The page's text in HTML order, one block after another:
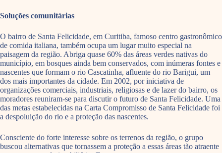
Soluções comunitárias
O bairro de Santa Felicidade, em Curitiba, famoso centro gastronômico
de comida italiana, também ocupa um lugar muito especial na
paisagem da região. Abriga quase 60% das áreas verdes nativas do
município, em bosques ainda bem conservados, com inúmeras fontes e
nascentes que formam o rio Cascatinha, afluente do rio Barigui, um
dos mais importantes da cidade. Em 2002, por iniciativa de
organizações comerciais, industriais, religiosas e de lazer do bairro, os
moradores reuniram-se para discutir o futuro de Santa Felicidade. Uma
das metas estabelecidas na Carta Compromisso de Santa Felicidade foi
a despoluição do rio e a proteção das nascentes.
Consciente do forte interesse sobre os terrenos da região, o grupo
buscou alternativas que tornassem a proteção a essas áreas tão atraente